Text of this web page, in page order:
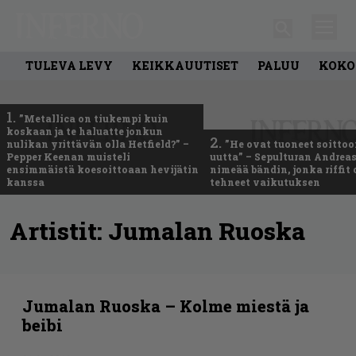
TULEVA LEVY KEIKKAUUTISET PALUU
1. ”Metallica on tiukempi kuin
koskaan ja te haluatte jonkun
nulikan yrittävän olla Hetfield?” –
Pepper Keenan muisteli
ensimmäistä koesoittoaan hevijätin
kanssa
2. ”He ovat tuoneet
uutta” – Sepulturan
nimeää bändin, jonka riffit
tehneet vaikutuksen
Artistit: Jumalan Ruoska
Jumalan Ruoska – Kolme miestä ja
beibi